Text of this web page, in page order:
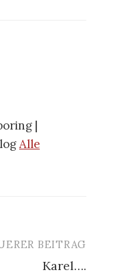
|
Alle
BEITRAG
Karel….